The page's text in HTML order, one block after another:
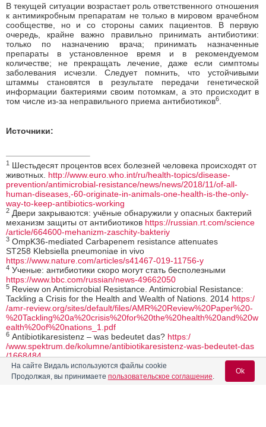
В текущей ситуации возрастает роль ответственного отношения
к антимикробным препаратам не только в мировом врачебном
сообществе, но и со стороны самих пациентов. В первую
очередь, крайне важно правильно принимать антибиотики:
только по назначению врача; принимать назначенные
препараты в установленное время и в рекомендуемом
количестве; не прекращать лечение, даже если симптомы
заболевания исчезли. Следует помнить, что устойчивыми
штаммы становятся в результате передачи генетической
информации бактериями своим потомкам, а это происходит в
том числе из-за неправильного приема антибиотиков6
Источники:
1 Шестьдесят процентов всех болезней человека происходят от
животных. http://www.euro.who.int/ru/health-topics/disease-
prevention/antimicrobial-resistance/news/news/2018/11/of-all-
human-diseases,-60-originate-in-animals-one-health-is-the-only-
way-to-keep-antibiotics-working
2 Двери закрываются: учёные обнаружили у опасных бактерий
механизм защиты от антибиотиков https://russian.rt.com/science
/article/664600-mehanizm-zaschity-bakteriy
3 OmpK36-mediated Carbapenem resistance attenuates
ST258 Klebsiella pneumoniae in vivo
https://www.nature.com/articles/s41467-019-11756-y
4 Ученые: антибиотики скоро могут стать бесполезными
https://www.bbc.com/russian/news-49662050
5 Review on Antimicrobial Resistance. Antimicrobial Resistance:
Tackling a Crisis for the Health and Wealth of Nations. 2014 https:/
/amr-review.org/sites/default/files/AMR%20Review%20Paper%20-
%20Tackling%20a%20crisis%20for%20the%20health%20and%20w
ealth%20of%20nations_1.pdf
6 Antibiotikaresistenz – was bedeutet das? https:/
/www.spektrum.de/kolumne/antibiotikaresistenz-was-bedeutet-das
/1668484
21.11.2019
Поделиться
На сайте Видаль используются файлы cookie
Продолжая, вы принимаете пользовательское соглашение.
Ok